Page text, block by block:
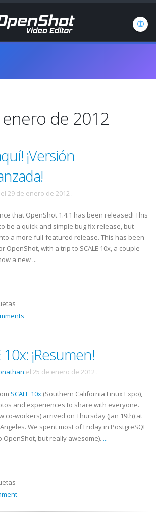
de 2012
¡Versión
el 29 de enero de 2012 .
that OpenShot 1.4.1 has been released! This
be a quick and simple bug fix release, but
a more full-featured release. This has been
OpenShot, with a trip to SCALE 10x, a couple
a new ...
10x: ¡Resumen!
el 25 de enero de 2012 .
SCALE 10x (Southern California Linux Expo),
and experiences to share with everyone.
co-workers) arrived on Thursday (Jan 19th) at
We spent most of Friday in PostgreSQL
but really awesome). ...